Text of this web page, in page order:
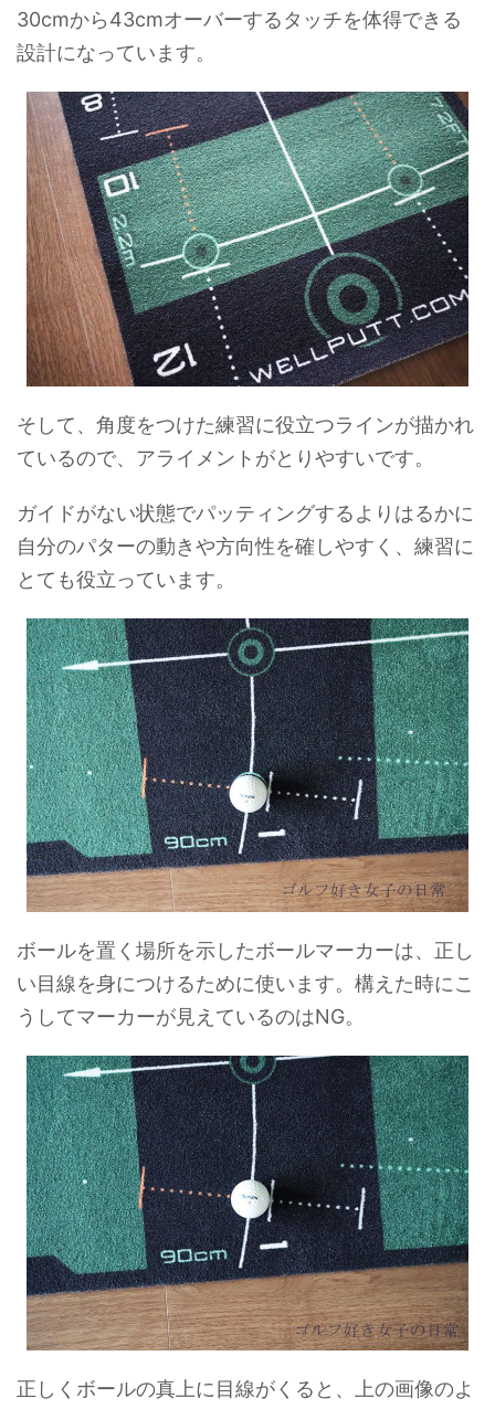
30cmから43cmオーバーするタッチを体得できる
設計になっています。
そして、角度をつけた練習に役立つラインが描かれ
ているので、アライメントがとりやすいです。
ガイドがない状態でパッティングするよりはるかに
自分のパターの動きや方向性を確しやすく、練習に
とても役立っています。
ボールを置く場所を示したボールマーカーは、正し
い目線を身につけるために使います。構えた時にこ
うしてマーカーが見えているのはNG。
正しくボールの真上に目線がくると、上の画像のよ